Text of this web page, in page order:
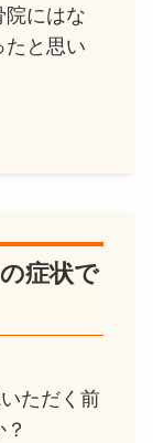
院にはな
たと思い
症状で
ただく前